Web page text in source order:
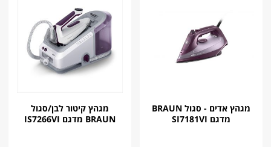
מגהץ אדים - סגול BRAUN
מדגם SI7181VI
מגהץ קיטור לבן/סגול
BRAUN מדגם IS7266VI